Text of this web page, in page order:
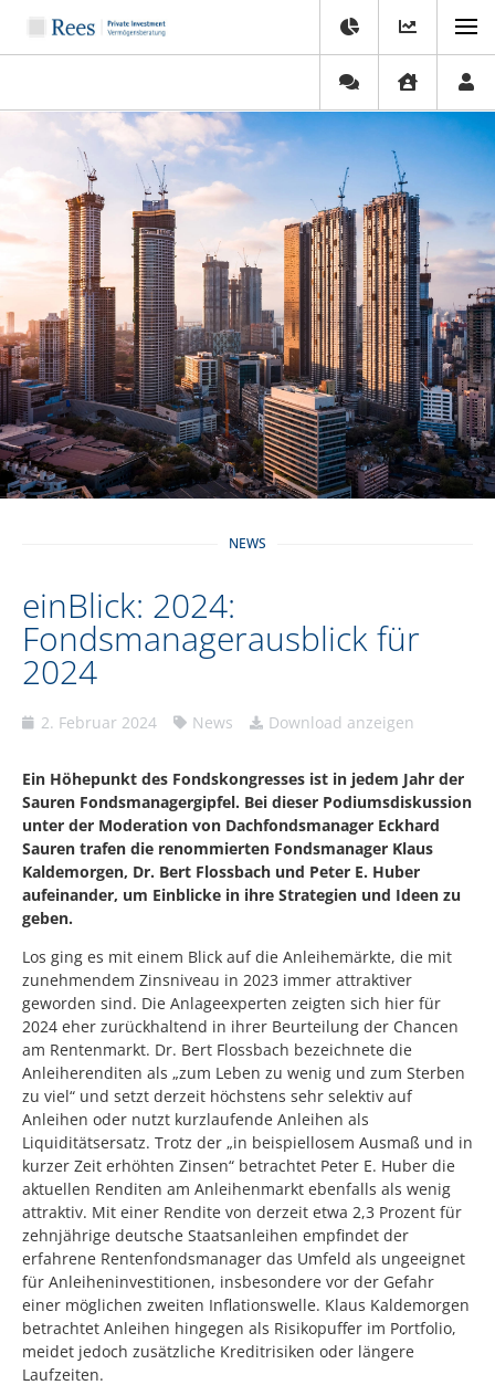
NEWS
einBlick: 2024:
Fondsmanagerausblick für
2024
2. Februar 2024 News Download anzeigen
Ein Höhepunkt des Fondskongresses ist in jedem Jahr der
Sauren Fondsmanagergipfel. Bei dieser Podiumsdiskussion
unter der Moderation von Dachfondsmanager Eckhard
Sauren trafen die renommierten Fondsmanager Klaus
Kaldemorgen, Dr. Bert Flossbach und Peter E. Huber
aufeinander, um Einblicke in ihre Strategien und Ideen zu
geben.
Los ging es mit einem Blick auf die Anleihemärkte, die mit
zunehmendem Zinsniveau in 2023 immer attraktiver
geworden sind. Die Anlageexperten zeigten sich hier für
2024 eher zurückhaltend in ihrer Beurteilung der Chancen
am Rentenmarkt. Dr. Bert Flossbach bezeichnete die
Anleiherenditen als „zum Leben zu wenig und zum Sterben
zu viel“ und setzt derzeit höchstens sehr selektiv auf
Anleihen oder nutzt kurzlaufende Anleihen als
Liquiditätsersatz. Trotz der „in beispiellosem Ausmaß und in
kurzer Zeit erhöhten Zinsen“ betrachtet Peter E. Huber die
aktuellen Renditen am Anleihenmarkt ebenfalls als wenig
attraktiv. Mit einer Rendite von derzeit etwa 2,3 Prozent für
zehnjährige deutsche Staatsanleihen empfindet der
erfahrene Rentenfondsmanager das Umfeld als ungeeignet
für Anleiheninvestitionen, insbesondere vor der Gefahr
einer möglichen zweiten Inflationswelle. Klaus Kaldemorgen
betrachtet Anleihen hingegen als Risikopuffer im Portfolio,
meidet jedoch zusätzliche Kreditrisiken oder längere
Laufzeiten.